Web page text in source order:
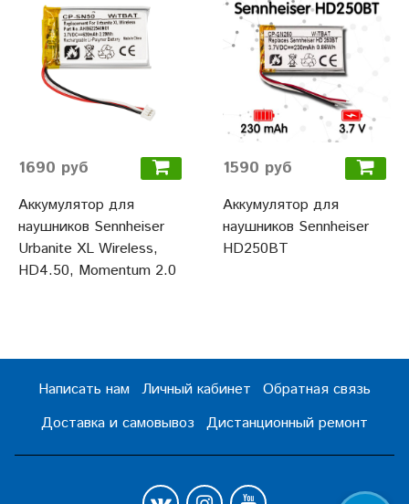
1690 руб
Аккумулятор для
наушников Sennheiser
Urbanite XL Wireless,
HD4.50, Momentum 2.0
1590 руб
Аккумулятор для
наушников Sennheiser
HD250BT
Написать нам Личный кабинет
Обратная связь
Доставка и самовывоз
Дистанционный ремонт